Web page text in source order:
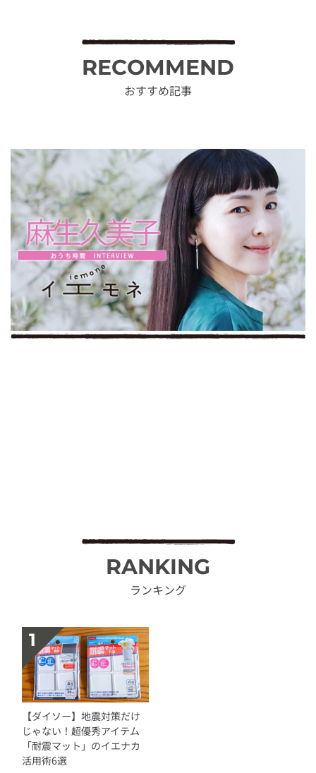
RECOMMEND
おすすめ記事
RANKING
ランキング
【ダイソー】地震対策だけ
じゃない！超優秀アイテム
「耐震マット」のイエナカ
活用術6選